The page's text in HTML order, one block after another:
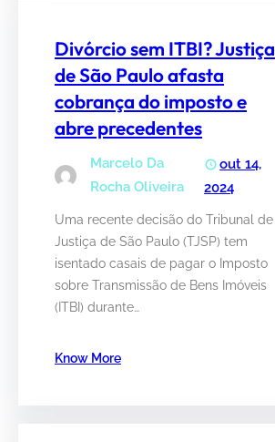
Divórcio sem ITBI? Justiça
de São Paulo afasta
cobrança do imposto e
abre precedentes
Marcelo Da
Rocha Oliveira
out 14,
2024
Uma recente decisão do Tribunal de
Justiça de São Paulo (TJSP) tem
isentado casais de pagar o Imposto
sobre Transmissão de Bens Imóveis
(ITBI) durante…
Know More